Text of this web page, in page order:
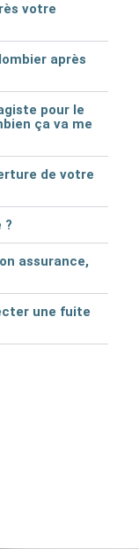
votre
après
pour le
ça va me
de votre
?
assurance,
une fuite